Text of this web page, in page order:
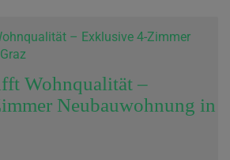
Wohnqualität –
Neubauwohnung in